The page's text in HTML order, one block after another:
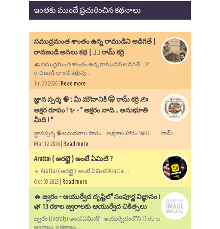
ఇంతకు ముందే ప్రచురించిన కథనాలు
సముద్రమంత శాంతం ఉన్న రాముడిని అడిగితే |
రావణుడి అసలు కథ | ✍🏻 రామ్ కర్రి
🌊 సముద్రమంత శాంతం ఉన్న రాముడిని అడిగితే...🏹
రావణుడి లాంటి శత్రువు...
Jul 20 2026 | Read more
​జ్ఞాన స్పర్శ 🧠 : మీ మౌనానికి 🤫 రామ్ కర్రి ✍️
అక్షర రూపం ! ✨ - ​" అక్షరం నాది... అనుభూతి
మీది ! "
జ్ఞానస్పర్శ 🧠అనుభవాల సారం... అక్షరాల హారం !💎✍🏻 . . . రామ్...
Mar 12 2026 | Read more
Arattai ( అరట్టై ) అంటే ఏమిటి ?
🔹 Arattai ( అరట్టై ) అంటే ఏమిటి?Arattai...
Oct 03 2025 | Read more
🔥 జ్వరం – ఆయుర్వేద దృష్టిలో సంపూర్ణ విజ్ఞానం ౹
🌿 13 రకాల జ్వరాలకు ఆయుర్వేద చికిత్సలు
జ్వరం (Jvaraḥ) అంటే ఏమిటి? – ఆయుర్వేదంలోని 13 రకాల
జ్వరాలు, లక్షణాలు,...